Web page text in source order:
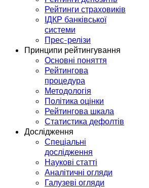
Рейтинги страховиків
ІДКР банківської
системи
Прес-релізи
Принципи рейтингування
Основні поняття
Рейтингова
процедура
Методологія
Політика оцінки
Рейтингова шкала
Статистика дефолтів
Дослідження
Спеціальні
дослідження
Наукові статті
Аналітичні огляди
Галузеві огляди